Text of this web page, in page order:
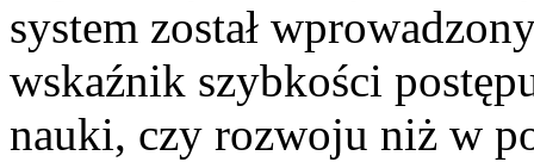
system został
wskaźnik szybkości
nauki, czy rozwoju niż w